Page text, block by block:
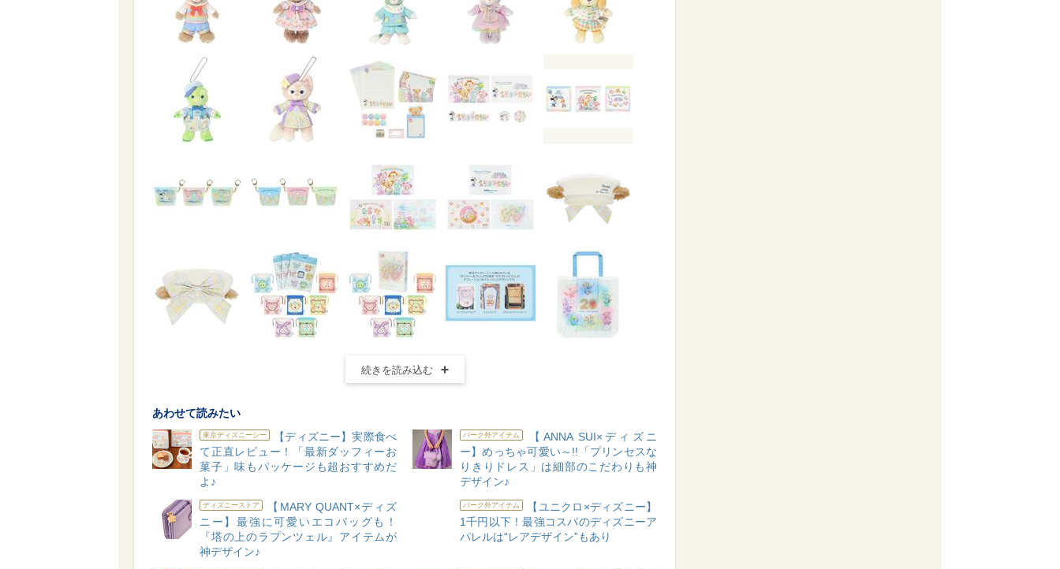
続きを読み込む
あわせて読みたい
東京ディズニーシー
【ディズニー】実際食べ
て正直レビュー！「最新ダッフィーお
菓子」味もパッケージも超おすすめだ
よ♪
パーク外アイテム
【ANNA SUI×ディズニ
ー】めっちゃ可愛い～!!「プリンセスな
りきりドレス」は細部のこだわりも神
デザイン♪
ディズニーストア
【MARY QUANT×ディズ
ニー】最強に可愛いエコバッグも！
『塔の上のラプンツェル』アイテムが
神デザイン♪
パーク外アイテム
【ユニクロ×ディズニー】
1千円以下！最強コスパのディズニーア
パレルは“レアデザイン”もあり